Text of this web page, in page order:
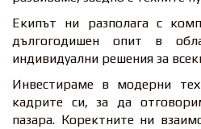
Екипът ни разполага с
дългогодишен опит в
индивидуални решения за
Инвестираме в модерни
кадрите си, за да
пазара. Коректните ни